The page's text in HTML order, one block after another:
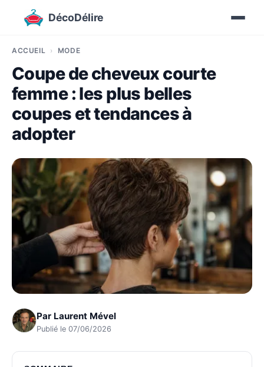
DécoDélire
ACCUEIL MODE
Coupe de cheveux courte
femme : les plus belles
coupes et tendances à
adopter
Par Laurent Mével
Publié le 07/06/2026